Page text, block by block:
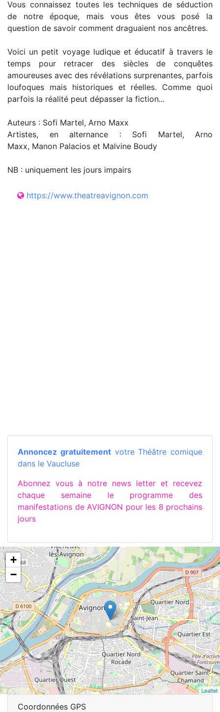
Vous connaissez toutes les techniques de séduction
de notre époque, mais vous êtes vous posé la
question de savoir comment draguaient nos ancêtres.
Voici un petit voyage ludique et éducatif à travers le
temps pour retracer des siècles de conquêtes
amoureuses avec des révélations surprenantes, parfois
loufoques mais historiques et réelles. Comme quoi
parfois la réalité peut dépasser la fiction...
Auteurs : Sofi Martel, Arno Maxx
Artistes, en alternance : Sofi Martel, Arno
Maxx, Manon Palacios et Malvine Boudy
NB : uniquement les jours impairs
https://www.theatreavignon.com
Annoncez gratuitementvotre Théâtre comique
dans le Vaucluse
Abonnez vous à notre news letter et recevez
chaque semaine le programme des
manifestations de AVIGNON pour les 8 prochains
jours
+
−
Leaflet
Coordonnées GPS